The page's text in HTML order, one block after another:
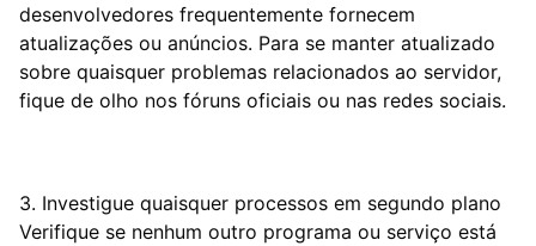
desenvolvedores frequentemente fornecem
atualizações ou anúncios. Para se manter atualizado
sobre quaisquer problemas relacionados ao servidor,
fique de olho nos fóruns oficiais ou nas redes sociais.
3. Investigue quaisquer processos em segundo plano
Verifique se nenhum outro programa ou serviço está